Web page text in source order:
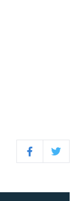
FacebookTwitter